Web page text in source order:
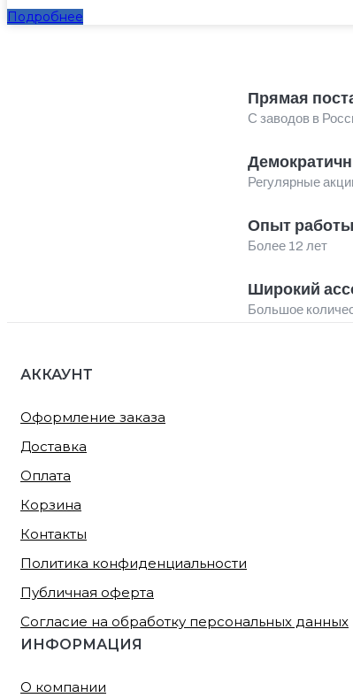
Подробнее
Прямая
С заводов в
Регулярные
Опыт работы
Более 12 лет
Широкий
Большое
АККАУНТ
Оформление заказа
Доставка
Оплата
Корзина
Контакты
Политика конфиденциальности
Публичная оферта
Согласие на обработку персональных данных
ИНФОРМАЦИЯ
О компании